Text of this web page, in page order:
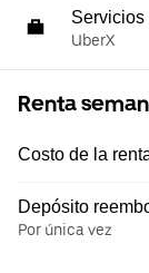
Servicios
UberX
Renta
Costo de la
Depósito
Por única vez